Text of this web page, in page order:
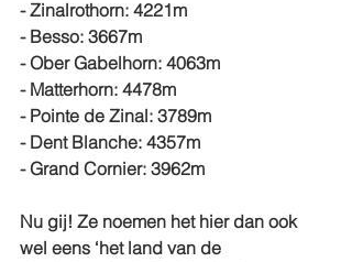
- Zinalrothorn: 4221m
- Besso: 3667m
- Ober Gabelhorn: 4063m
- Matterhorn: 4478m
- Pointe de Zinal: 3789m
- Dent Blanche: 4357m
- Grand Cornier: 3962m
Nu gij! Ze noemen het hier dan ook
wel eens ‘het land van de